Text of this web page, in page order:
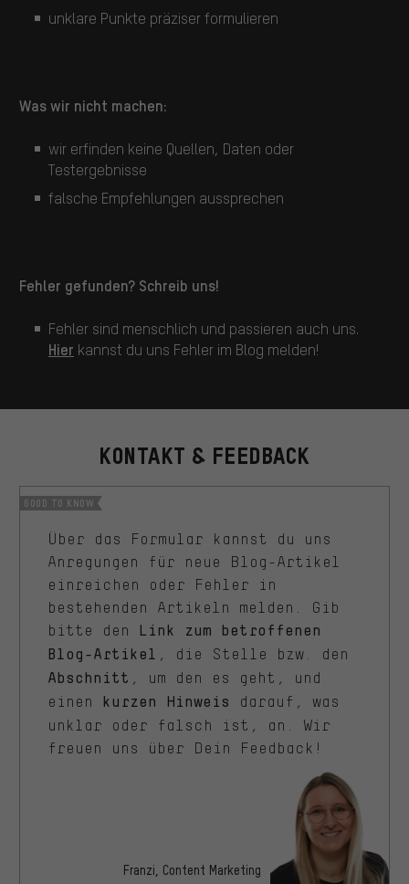
unklare Punkte präziser formulieren
Was wir nicht machen:
wir erfinden keine Quellen, Daten oder
Testergebnisse
falsche Empfehlungen aussprechen
Fehler gefunden? Schreib uns!
Fehler sind menschlich und passieren auch uns.
Hier kannst du uns Fehler im Blog melden!
KONTAKT & FEEDBACK
Über das Formular kannst du uns
Anregungen für neue Blog-Artikel
einreichen oder Fehler in
bestehenden Artikeln melden. Gib
bitte den
Link zum betroffenen
Blog-Artikel , die Stelle bzw. den
Abschnitt , um den es geht, und
einen
kurzen Hinweis
darauf, was
unklar oder falsch ist, an. Wir
freuen uns über Dein Feedback!
GOOD TO KNOW
Franzi, Content Marketing